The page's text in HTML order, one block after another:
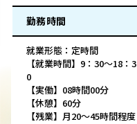
勤務時間
就業形態：定時間
【就業時間】9：30～18：3
0
【実働】08時間00分
【休憩】60分
【残業】月20～45時間程度